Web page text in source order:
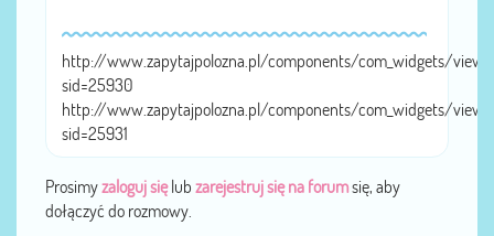
http://www.zapytajpolozna.pl/components/com_widgets/
sid=25930
http://www.zapytajpolozna.pl/components/com_widgets/
sid=25931
Prosimyzaloguj sięlub zarejestruj się na forumsię, aby
dołączyć do rozmowy.